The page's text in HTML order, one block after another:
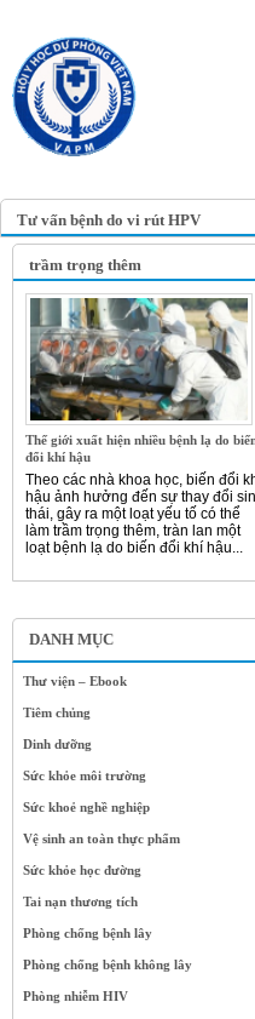
Tư vấn bệnh do vi rút HPV
DANH MỤC
Thư viện – Ebook
Tiêm chủng
Dinh dưỡng
Sức khỏe môi trường
Sức khoẻ nghề nghiệp
Vệ sinh an toàn thực phẩm
Sức khỏe học đường
Tai nạn thương tích
Phòng chống bệnh lây
Phòng chống bệnh không lây
Phòng nhiễm HIV
trầm trọng thêm
Thế giới xuất hiện nhiều bệnh lạ do
đổi khí hậu
Theo các nhà khoa học, biến đổi
hậu ảnh hưởng đến sự thay đổi
thái, gây ra một loạt yếu tố có thể
làm trầm trọng thêm, tràn lan một
loạt bệnh lạ do biến đổi khí hậu...